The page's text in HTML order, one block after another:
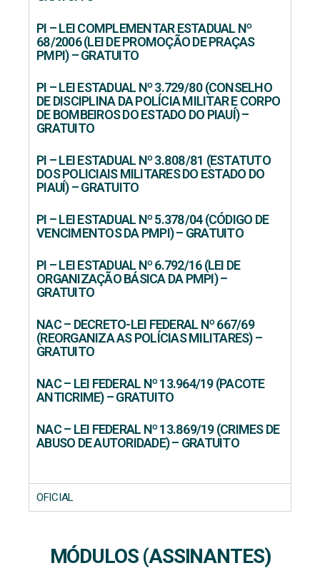
PI – LEI COMPLEMENTAR ESTADUAL Nº
68/2006 (LEI DE PROMOÇÃO DE PRAÇAS
PMPI) – GRATUITO
PI – LEI ESTADUAL Nº 3.729/80 (CONSELHO
DE DISCIPLINA DA POLÍCIA MILITAR E CORPO
DE BOMBEIROS DO ESTADO DO PIAUÍ) –
GRATUITO
PI – LEI ESTADUAL Nº 3.808/81 (ESTATUTO
DOS POLICIAIS MILITARES DO ESTADO DO
PIAUÍ) – GRATUITO
PI – LEI ESTADUAL Nº 5.378/04 (CÓDIGO DE
VENCIMENTOS DA PMPI) – GRATUITO
PI – LEI ESTADUAL Nº 6.792/16 (LEI DE
ORGANIZAÇÃO BÁSICA DA PMPI) –
GRATUITO
NAC – DECRETO-LEI FEDERAL Nº 667/69
(REORGANIZA AS POLÍCIAS MILITARES) –
GRATUITO
NAC – LEI FEDERAL Nº 13.964/19 (PACOTE
ANTICRIME) – GRATUITO
NAC – LEI FEDERAL Nº 13.869/19 (CRIMES DE
ABUSO DE AUTORIDADE) – GRATUITO
OFICIAL
MÓDULOS (ASSINANTES)